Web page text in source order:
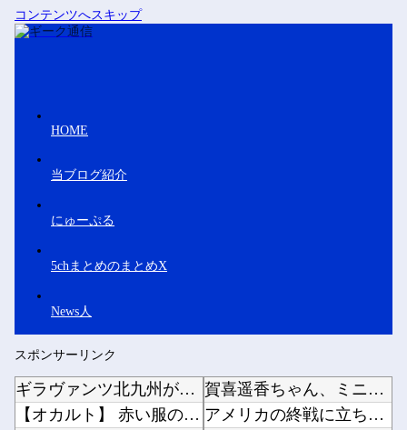
コンテンツへスキップ
HOME
当ブログ紹介
にゅーぷる
5chまとめのまとめX
News人
スポンサーリンク
ギラヴァンツ北九州が天皇杯福岡県予選決勝での福岡大とのトラブルを謝罪 退場のFW永井龍には...
【オカルト】 赤い服の女で有名な梅田「泉の広場」東側が消えていた、遺品の手描き地図が語るの...
賀喜遥香ちゃん、ミニカズーで最駆けを演奏ｗ【乃木坂46】他
アメリカの終戦に立ちはだかる壁、イスラエルはトランプ和平案に「同意せず」！他